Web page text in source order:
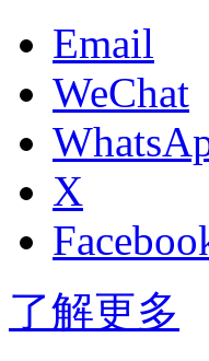
Email
WeChat
X
了解更多